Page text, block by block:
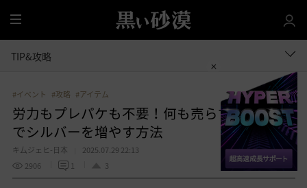
全
体
TIP&攻略
#イベント #攻略 #アイテム
労力もプレパケも不要！何も売らずに取引所
でシルバーを増やす方法
キ厶ジェヒ-日本
2025.07.29 22:13
2906
1 3